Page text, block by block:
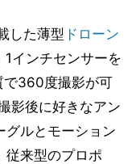
した薄型 ドローン
インチセンサーを
で360度撮影が可
影後に好きなアン
グルとモーション
従来型のプロポ